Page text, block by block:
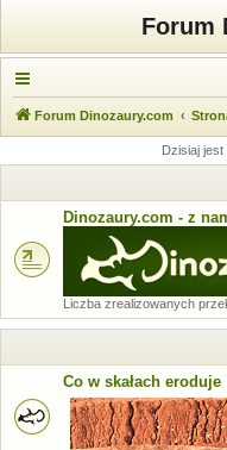
Forum
Forum Dinozaury.com
Dzisiaj jest
Dinozaury.com - z
Liczba zrealizowanych
Co w skałach eroduje